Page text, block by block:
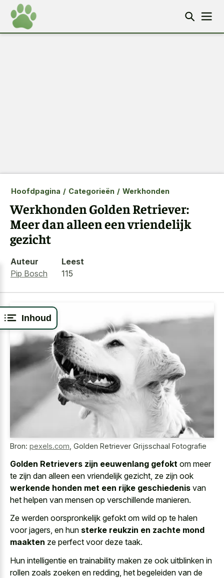
Inhoud
Hoofdpagina / Categorieën / Werkhonden
Werkhonden Golden Retriever:
Meer dan alleen een vriendelijk
gezicht
Auteur
Pip Bosch
Leest
115
Bron: pexels.com Golden Retriever Grijsschaal Fotografie
Golden Retrievers zijn eeuwenlang gefokt om meer
te zijn dan alleen een vriendelijk gezicht, ze zijn ook
werkende honden met een rijke geschiedenis van
het helpen van mensen op verschillende manieren.
Ze werden oorspronkelijk gefokt om wild op te halen
voor jagers, en hun sterke reukzin en zachte mond
maakten ze perfect voor deze taak.
Hun intelligentie en trainability maken ze ook uitblinken in
rollen zoals zoeken en redding, het begeleiden van de